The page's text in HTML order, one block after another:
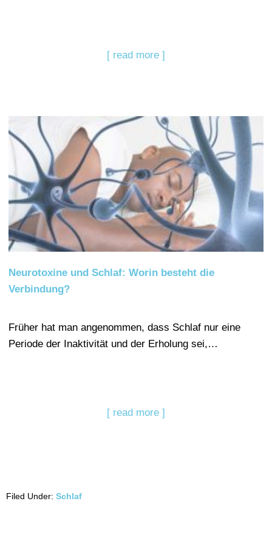
[ read more ]
Neurotoxine und Schlaf: Worin besteht die
Verbindung?
Früher hat man angenommen, dass Schlaf nur eine
Periode der Inaktivität und der Erholung sei,…
[ read more ]
Filed Under: Schlaf